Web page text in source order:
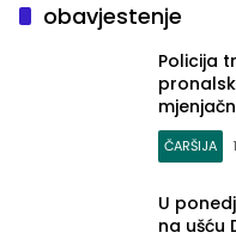
obavjestenje
Policija
ČARŠIJA
U
na ušću